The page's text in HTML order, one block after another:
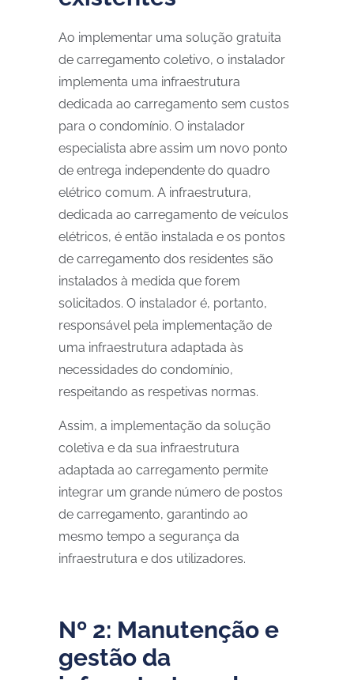
Ao implementar uma solução gratuita
de carregamento coletivo, o instalador
implementa uma infraestrutura
dedicada ao carregamento sem custos
para o condomínio. O instalador
especialista abre assim um novo ponto
de entrega independente do quadro
elétrico comum. A infraestrutura,
dedicada ao carregamento de veículos
elétricos, é então instalada e os pontos
de carregamento dos residentes são
instalados à medida que forem
solicitados. O instalador é, portanto,
responsável pela implementação de
uma infraestrutura adaptada às
necessidades do condomínio,
respeitando as respetivas normas.
Assim, a implementação da solução
coletiva e da sua infraestrutura
adaptada ao carregamento permite
integrar um grande número de postos
de carregamento, garantindo ao
mesmo tempo a segurança da
infraestrutura e dos utilizadores.
Nº 2: Manutenção e
gestão da